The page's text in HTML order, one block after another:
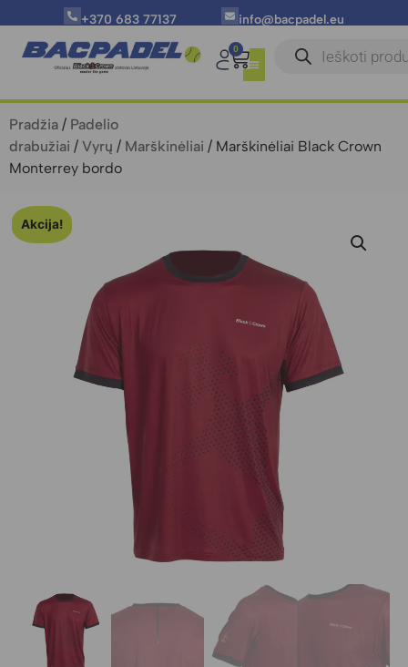
+370 683 77137 info@bacpadel.eu
0
Pradžia / Padelio
drabužiai / Vyrų / Marškinėliai / Marškinėliai Black Crown
Monterrey bordo
Akcija!